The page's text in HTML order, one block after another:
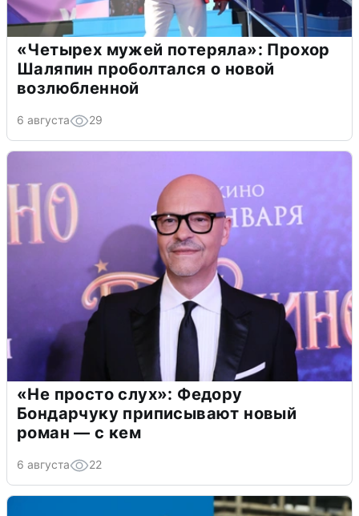
«Четырех мужей потеряла»: Прохор
Шаляпин проболтался о новой
возлюбленной
6 августа 29
«Не просто слух»: Федору
Бондарчуку приписывают новый
роман — с кем
6 августа 22